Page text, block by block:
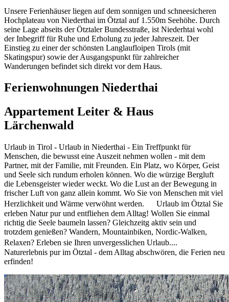
Unsere Ferienhäuser liegen auf dem sonnigen und schneesicheren
Hochplateau von Niederthai im Ötztal auf 1.550m Seehöhe. Durch
seine Lage abseits der Ötztaler Bundesstraße, ist Niederhtai wohl
der Inbegriff für Ruhe und Erholung zu jeder Jahreszeit. Der
Einstieg zu einer der schönsten Langlaufloipen Tirols (mit
Skatingspur) sowie der Ausgangspunkt für zahlreicher
Wanderungen befindet sich direkt vor dem Haus.
Ferienwohnungen Niederthai
Appartement Leiter & Haus
Lärchenwald
Urlaub in Tirol - Urlaub in Niederthai - Ein Treffpunkt für
Menschen, die bewusst eine Auszeit nehmen wollen - mit dem
Partner, mit der Familie, mit Freunden. Ein Platz, wo Körper, Geist
und Seele sich rundum erholen können. Wo die würzige Bergluft
die Lebensgeister wieder weckt. Wo die Lust an der Bewegung in
frischer Luft von ganz allein kommt. Wo Sie von Menschen mit viel
Herzlichkeit und Wärme verwöhnt werden. Urlaub im Ötztal Sie
erleben Natur pur und entfliehen dem Alltag! Wollen Sie einmal
richtig die Seele baumeln lassen? Gleichzeitg aktiv sein und
trotzdem genießen? Wandern, Mountainbiken, Nordic-Walken,
Relaxen? Erleben sie Ihren unvergesslichen Urlaub....
Naturerlebnis pur im Ötztal - dem Alltag abschwören, die Ferien neu
erfinden!